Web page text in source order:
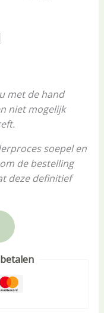
met de hand
niet mogelijk
soepel en
de bestelling
deze definitief